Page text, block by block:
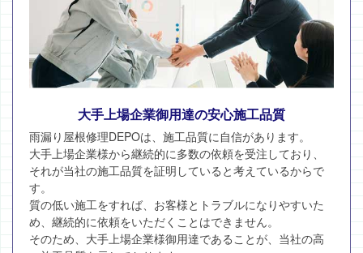
大手上場企業御用達の安心施工品質
雨漏り屋根修理DEPOは、施工品質に自信があります。
大手上場企業様から継続的に多数の依頼を受注しており、
それが当社の施工品質を証明していると考えているからで
す。
質の低い施工をすれば、お客様とトラブルになりやすいた
め、継続的に依頼をいただくことはできません。
そのため、大手上場企業様御用達であることが、当社の高